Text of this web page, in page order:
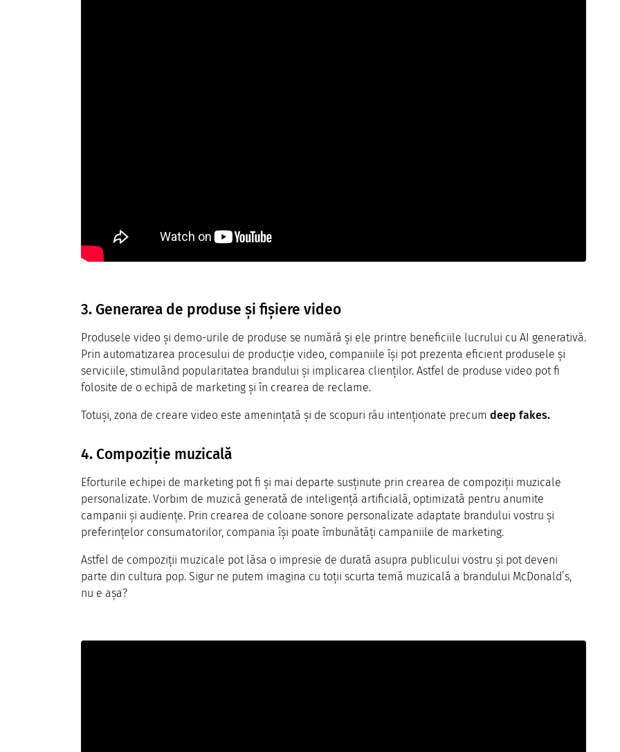
3. Generarea de produse și fișiere video
Produsele video și demo-urile de produse se numără și ele printre beneficiile lucrului cu AI generativă.
Prin automatizarea procesului de producție video, companiile își pot prezenta eficient produsele și
serviciile, stimulând popularitatea brandului și implicarea clienților. Astfel de produse video pot fi
folosite de o echipă de marketing și în crearea de reclame.
Totuși, zona de creare video este amenințată și de scopuri rău intenționate precum deep fakes.
4. Compoziție muzicală
Eforturile echipei de marketing pot fi și mai departe susținute prin crearea de compoziții muzicale
personalizate. Vorbim de muzică generată de inteligență artificială, optimizată pentru anumite
campanii și audiențe. Prin crearea de coloane sonore personalizate adaptate brandului vostru și
preferințelor consumatorilor, compania își poate îmbunătăți campaniile de marketing.
Astfel de compoziții muzicale pot lăsa o impresie de durată asupra publicului vostru și pot deveni
parte din cultura pop. Sigur ne putem imagina cu toții scurta temă muzicală a brandului McDonald’s,
nu e așa?